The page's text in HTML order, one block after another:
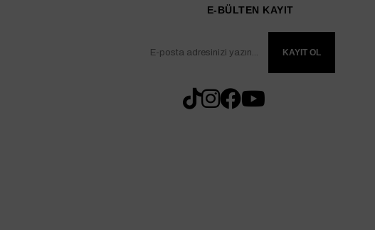
E-BÜLTEN KAYIT
KAYIT OL